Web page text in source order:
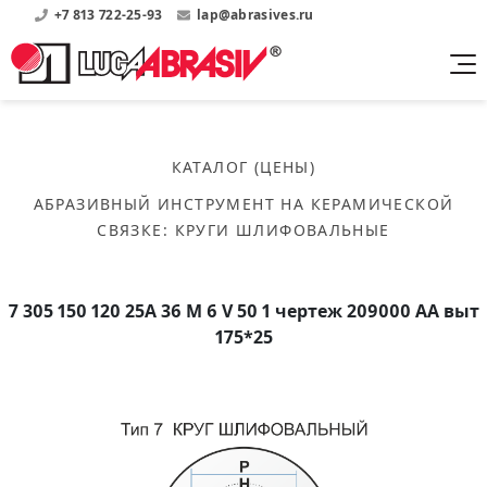
+7 813 722-25-93 lap@abrasives.ru
бакелитовой связке
Скачать каталог
Круги шлифовальные
Сегменты шлифовальные
Бруски шлифовальные
Скачать каталог
Круги шлифовальные
Скачать прайсы на нашу продукцию
Публикации
О нас
Информация о заводе
История завода
Список партнеров завода
Мероприятия
Контакты
КАТАЛОГ (ЦЕНЫ)
АБРАЗИВНЫЙ ИНСТРУМЕНТ НА КЕРАМИЧЕСКОЙ
СВЯЗКЕ : КРУГИ ШЛИФОВАЛЬНЫЕ
7 305 150 120 25А 36 M 6 V 50 1 чертеж 209000 АА выт
175*25